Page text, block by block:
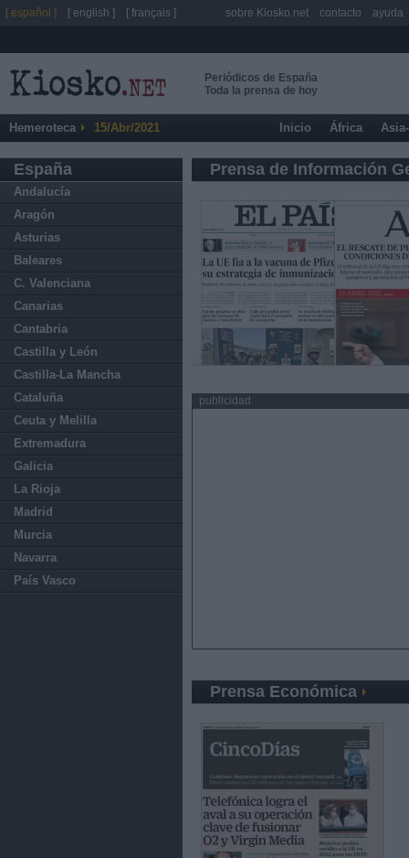
Periódicos de España
Toda la prensa de hoy
Hemeroteca 15/Abr/2021 Inicio África
España
Andalucía
Aragón
Asturias
Baleares
C. Valenciana
Canarias
Cantabria
Castilla y León
Castilla-La Mancha
Cataluña
Ceuta y Melilla
Extremadura
Galicia
La Rioja
Madrid
Murcia
Navarra
País Vasco
Prensa de Información
publicidad
Prensa Económica
[ español ] [ english ] [ français ] sobre Kiosko.net contacto ayuda